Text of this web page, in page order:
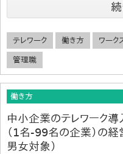
テレワーク 働き方 ワーク
管理職
働き方
中小企業のテレワーク
（1名-99名の企業）の
男女対象）